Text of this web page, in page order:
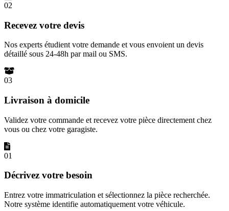
02
Recevez votre devis
Nos experts étudient votre demande et vous envoient un devis
détaillé sous 24-48h par mail ou SMS.
03
Livraison à domicile
Validez votre commande et recevez votre pièce directement chez
vous ou chez votre garagiste.
01
Décrivez votre besoin
Entrez votre immatriculation et sélectionnez la pièce recherchée.
Notre système identifie automatiquement votre véhicule.